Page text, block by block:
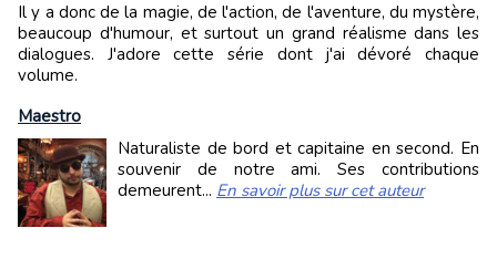
Il y a donc de la magie, de l'action, de l'aventure, du mystère,
beaucoup d'humour, et surtout un grand réalisme dans les
dialogues. J'adore cette série dont j'ai dévoré chaque
volume.
Maestro
Naturaliste de bord et capitaine en second. En
souvenir de notre ami. Ses contributions
demeurent... En savoir plus sur cet auteur